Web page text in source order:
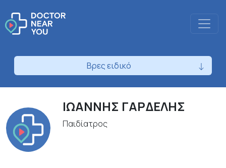
Βρες ειδικό
ΙΩΑΝΝΗΣ ΓΑΡΔΕΛΗΣ
Παιδίατρος